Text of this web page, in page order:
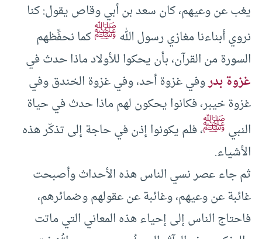
يغب عن وعيهم، كان سعد بن أبي وقاص يقول: كنا
نروي أبناءنا مغازي رسول اللهﷺكما نحفِّظهم
السورة من القرآن، بأن يحكوا للأولاد ماذا حدث في
غزوة بدروفي غزوة أحد، وفي غزوة الخندق وفي
غزوة خيبر، فكانوا يحكون لهم ماذا حدث في حياة
النبيﷺ، فلم يكونوا إذن في حاجة إلى تذكّر هذه
الأشياء.
ثم جاء عصر نسي الناس هذه الأحداث وأصبحت
غائبة عن وعيهم، وغائبة عن عقولهم وضمائرهم،
فاحتاج الناس إلى إحياء هذه المعاني التي ماتت